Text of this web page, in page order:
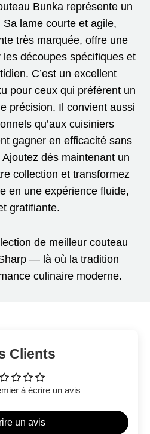
Bunka représente un
lame courte et agile,
très marquée, offre une
découpes spécifiques et
C’est un excellent
pour ceux qui préfèrent un
précision. Il convient aussi
qu’aux cuisiniers
gagner en efficacité sans
dès maintenant un
collection et transformez
en une expérience fluide,
gratifiante.
de meilleur couteau
— là où la tradition
culinaire moderne.
Clients
à écrire un avis
un avis